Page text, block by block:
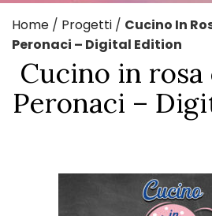
Home / Progetti / Cucino In
Peronaci – Digital Edition
Cucino in rosa
Peronaci –